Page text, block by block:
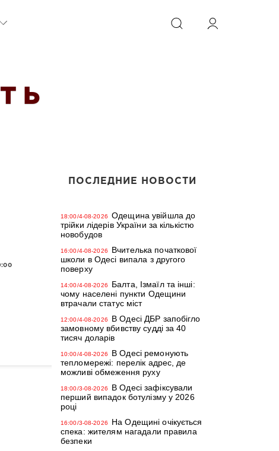
ИСКАТЬ
Ь
ПОСЛЕДНИЕ НОВОСТИ
18:00/4-08-2026
Одещина увійшла до
трійки лідерів України за кількістю
новобудов
16:00/4-08-2026
Вчителька початкової
школи в Одесі випала з другого
поверху
14:00/4-08-2026
Балта, Ізмаїл та інші:
чому населені пункти Одещини
втрачали статус міст
12:00/4-08-2026
В Одесі ДБР запобігло
замовному вбивству судді за 40
тисяч доларів
10:00/4-08-2026
В Одесі ремонують
тепломережі: перелік адрес, де
можливі обмеження руху
18:00/3-08-2026
В Одесі зафіксували
перший випадок ботулізму у 2026
році
16:00/3-08-2026
На Одещині очікується
спека: жителям нагадали правила
безпеки